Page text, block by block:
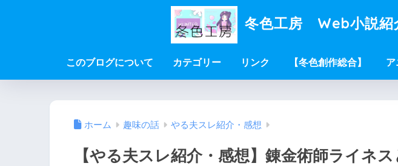
冬色工房 Web小説紹
このブログについて カテゴリー リンク 【冬色創作総合】 ア
ホーム 趣味の話 やる夫スレ紹介・感想
【やる夫スレ紹介・感想】錬金術師ライネ